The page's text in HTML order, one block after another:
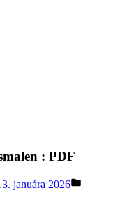
: PDF
januára 2026